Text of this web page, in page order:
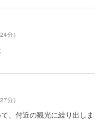
分）
分）
、付近の観光に繰り出しま